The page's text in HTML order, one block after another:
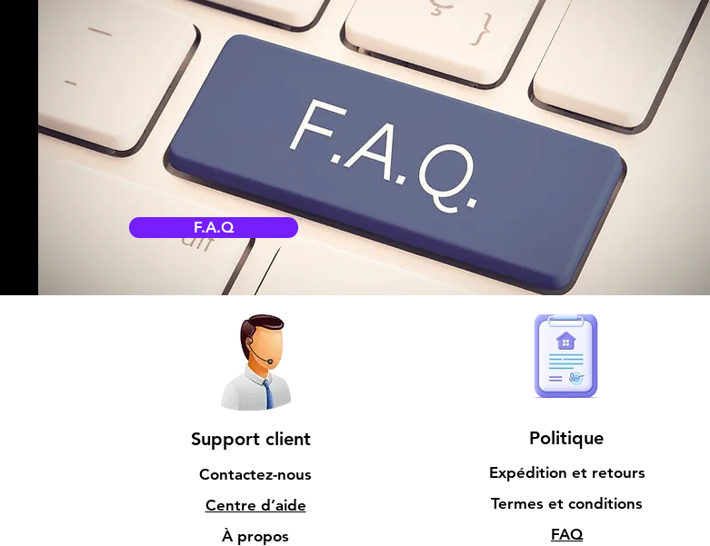
F.A.Q
Support client
Contactez-nous
Centre d’aide
À propos
Politique
Expédition et retours
Termes et conditions
FAQ